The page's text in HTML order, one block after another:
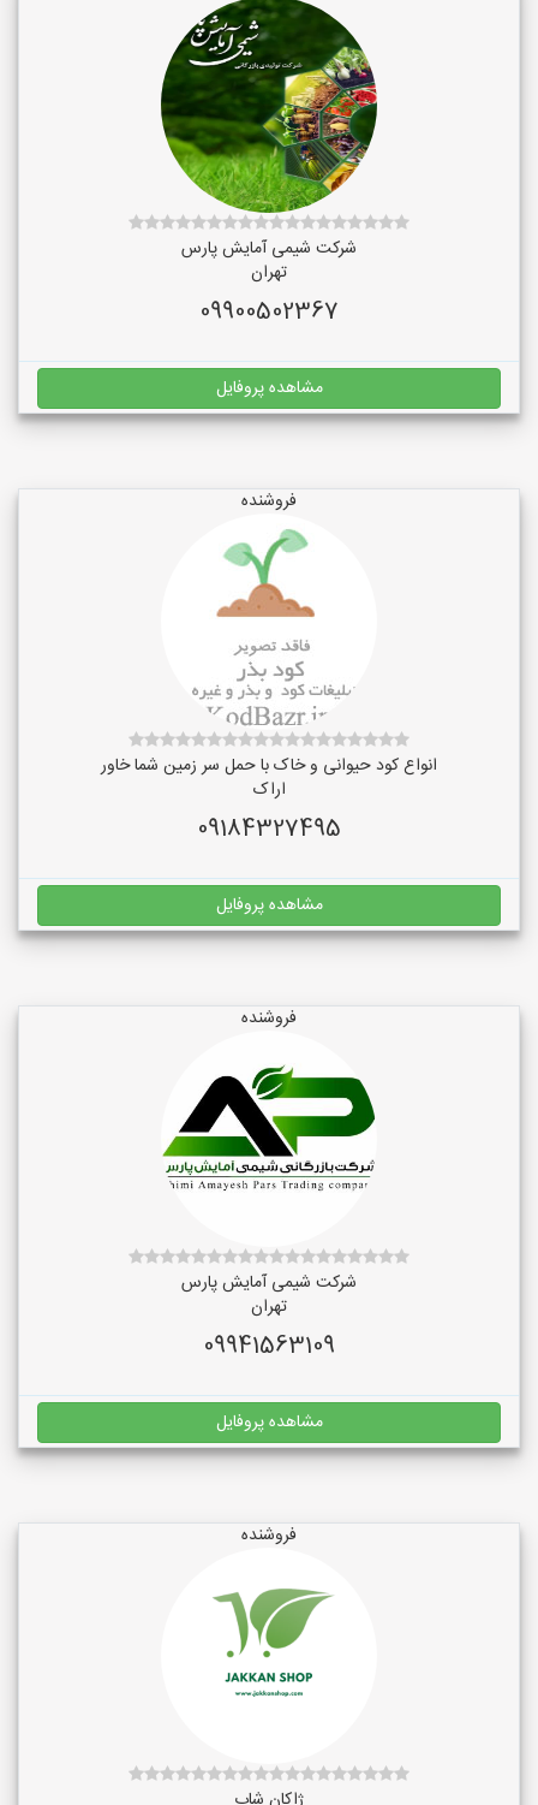
شرکت شیمی آمایش پارس
تهران
09900502367
مشاهده پروفایل
فروشنده
انواع کود حیوانی و خاک با حمل سر زمین شما خاور
اراک
09184327495
مشاهده پروفایل
فروشنده
شرکت شیمی آمایش پارس
تهران
09941563109
مشاهده پروفایل
فروشنده